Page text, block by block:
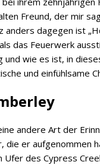
Freund, der mir
anders dagegen ist
das Feuerwerk
wie es ist, in
und einfühlsame
andere Art der
die er aufgenommen
des Cypress